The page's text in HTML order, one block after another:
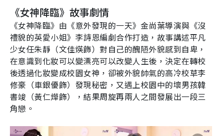
《女神降臨》故事劇情
《女神降臨》由《意外發現的一天》金尚葉導演與《沒
禮貌的英愛小姐》李詩恩編劇合作打造，故事講述平凡
少女任朱靜（文佳煐飾）對自己的醜陋外貌感到自卑，
在意識到化妝可以變漂亮可以改變人生後，決定在轉校
後透過化妝變成校園女神，卻被外貌帥氣的高冷校草李
修豪（車銀優飾）發現秘密，又遇上校園中的壞男孩韓
書竣（黃仁燁飾），結果周旋再兩人之間發展出一段三
角戀。